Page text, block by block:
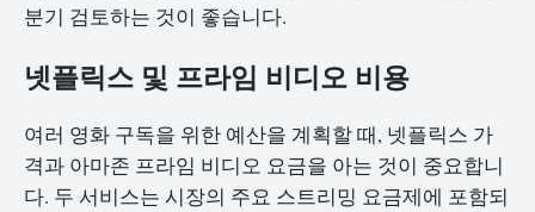
분기 검토하는 것이 좋습니다.
넷플릭스 및 프라임 비디오 비용
여러 영화 구독을 위한 예산을 계획할 때, 넷플릭스 가
격과 아마존 프라임 비디오 요금을 아는 것이 중요합니
다. 두 서비스는 시장의 주요 스트리밍 요금제에 포함되